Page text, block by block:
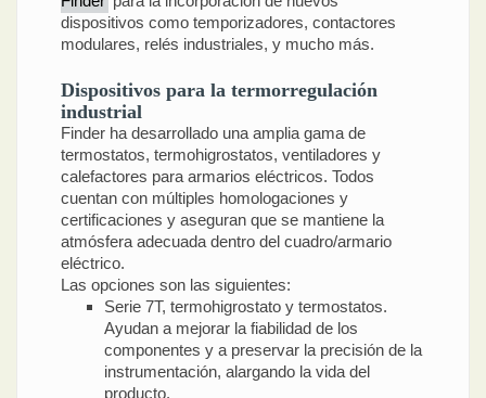
dispositivos como temporizadores, contactores
modulares, relés industriales, y mucho más.
Dispositivos para la termorregulación
industrial
Finder ha desarrollado una amplia gama de
termostatos, termohigrostatos, ventiladores y
calefactores para armarios eléctricos. Todos
cuentan con múltiples homologaciones y
certificaciones y aseguran que se mantiene la
atmósfera adecuada dentro del cuadro/armario
eléctrico.
Las opciones son las siguientes:
Serie 7T, termohigrostato y termostatos.
Ayudan a mejorar la fiabilidad de los
componentes y a preservar la precisión de la
instrumentación, alargando la vida del
producto.